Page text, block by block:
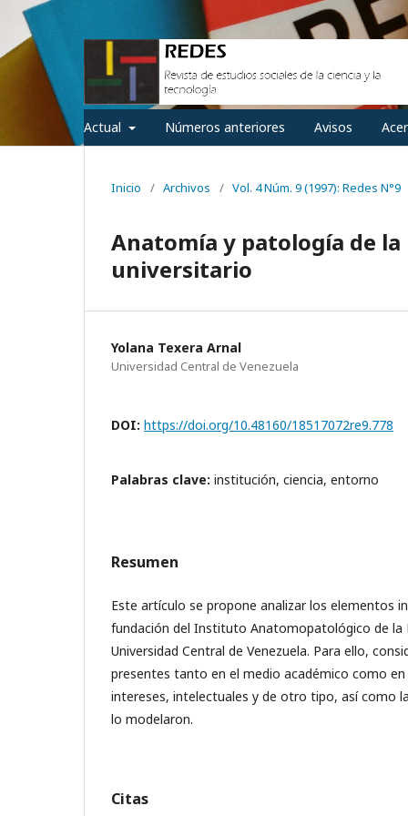
Actual Números anteriores Avisos
Inicio / Archivos / Vol. 4 Núm. 9 (1997): Redes N°9
Anatomía y patología de
universitario
Yolana Texera Arnal
Universidad Central de Venezuela
DOI: https://doi.org/10.48160/18517072re9.778
Palabras clave: institución, ciencia, entorno
Resumen
Este artículo se propone analizar los elementos
fundación del Instituto Anatomopatológico de la
Universidad Central de Venezuela. Para ello,
presentes tanto en el medio académico como
intereses, intelectuales y de otro tipo, así como
lo modelaron.
Citas